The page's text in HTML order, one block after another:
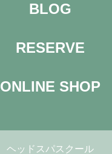
BLOG
RESERVE
ONLINE SHOP
ヘッドスパスクール